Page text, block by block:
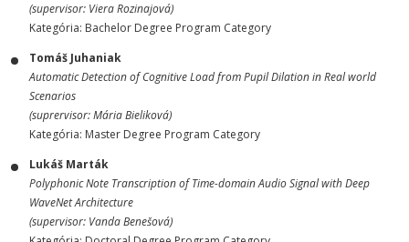
(supervisor: Viera Rozinajová)
Kategória: Bachelor Degree Program Category
Tomáš Juhaniak
Automatic Detection of Cognitive Load from Pupil Dilation in Real world
Scenarios
(suprervisor: Mária Bieliková)
Kategória: Master Degree Program Category
Lukáš Marták
Polyphonic Note Transcription of Time-domain Audio Signal with Deep
WaveNet Architecture
(supervisor: Vanda Benešová)